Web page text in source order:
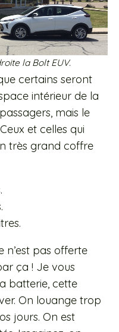
la Bolt EUV.
certains seront
intérieur de la
mais le
et celles qui
très grand coffre
n’est pas offerte
ça ! Je vous
batterie, cette
On louange trop
jours. On est